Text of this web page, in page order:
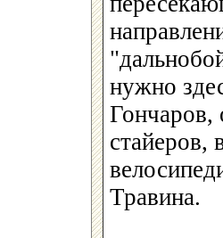
нужно
Гончаров,
стайеров,
Травина.